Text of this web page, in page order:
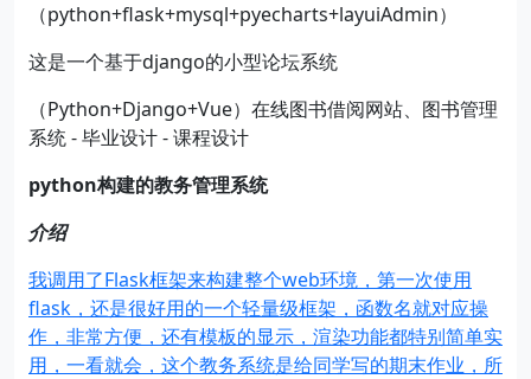
（python+flask+mysql+pyecharts+layuiAdmin）
这是一个基于django的小型论坛系统
（Python+Django+Vue）在线图书借阅网站、图书管理
系统 - 毕业设计 - 课程设计
python构建的教务管理系统
介绍
我调用了Flask框架来构建整个web环境，第一次使用
flask，还是很好用的一个轻量级框架，函数名就对应操
作，非常方便，还有模板的显示，渲染功能都特别简单实
用，一看就会，这个教务系统是给同学写的期末作业，所